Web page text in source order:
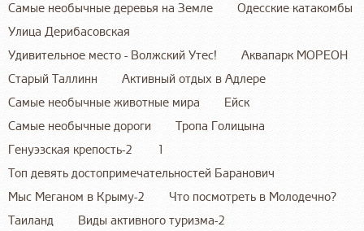
Самые необычные деревья на Земле
Одесские катакомбы
Улица Дерибасовская
Удивительное место - Волжский Утес!
Аквапарк МОРЕОН
Старый Таллинн
Активный отдых в Адлере
Самые необычные животные мира
Ейск
Самые необычные дороги
Тропа Голицына
Генуэзская крепость-2
1
Топ девять достопримечательностей Баранович
Мыс Меганом в Крыму-2
Что посмотреть в Молодечно?
Таиланд
Виды активного туризма-2